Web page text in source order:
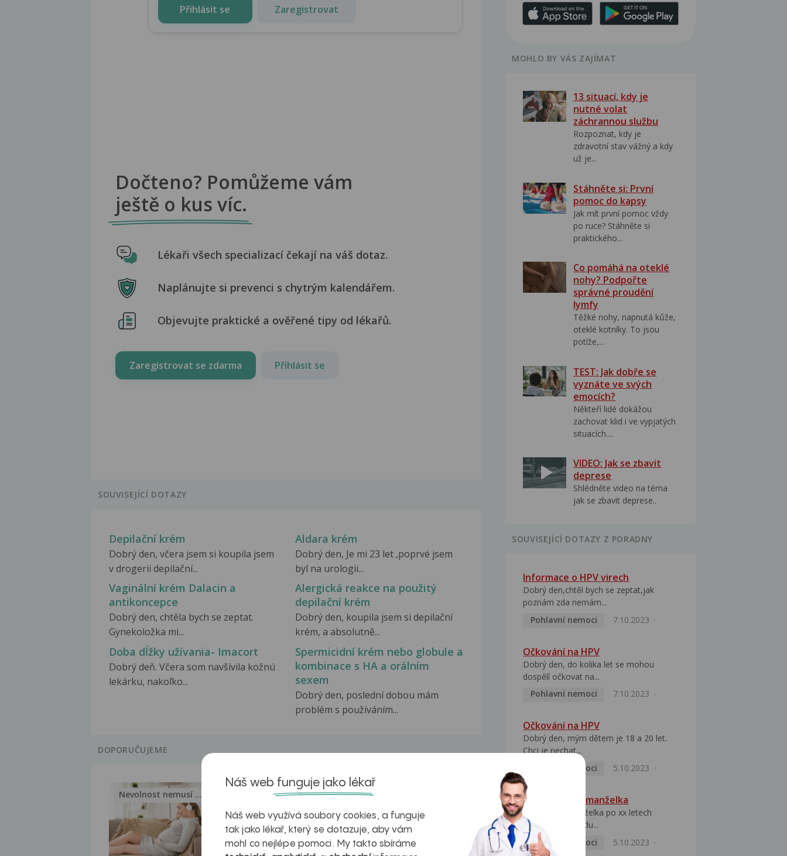
Přihlásit se Zaregistrovat
Dočteno? Pomůžeme vám
ještě o kus víc.
Lékaři všech specializací čekají na váš dotaz.
Naplánujte si prevenci s chytrým kalendářem.
Objevujte praktické a ověřené tipy od lékařů.
Zaregistrovat se zdarma Přihlásit se
SOUVISEJÍCÍ DOTAZY
Depilační krém
Dobrý den, včera jsem si koupila jsem
v drogerii depilační...
Aldara krém
Dobrý den, Je mi 23 let ,poprvé jsem
byl na urologii...
Vaginální krém Dalacin a
antikoncepce
Dobrý den, chtěla bych se zeptat.
Gynekoložka mi...
Alergická reakce na použitý
depilační krém
Dobrý den, koupila jsem si depilační
krém, a absolutně...
Doba dĺžky užívania- Imacort
Dobrý deň. Včera som navšívila kožnú
lekárku, nakoľko...
Spermicidní krém nebo globule a
kombinace s HA a orálním
sexem
Dobrý den, poslední dobou mám
problém s používáním...
DOPORUČUJEME
Nevolnost nemusí být nutnou... Jak na zdravá játra?
MOHLO BY VÁS ZAJÍMAT
13 situací, kdy je
nutné volat
záchrannou službu
Rozpoznat, kdy je
zdravotní stav vážný a kdy
už je...
Stáhněte si: První
pomoc do kapsy
Jak mít první pomoc vždy
po ruce? Stáhněte si
praktického...
Co pomáhá na oteklé
nohy? Podpořte
správné proudění
lymfy
Těžké nohy, napnutá kůže,
oteklé kotníky. To jsou
potíže,...
TEST: Jak dobře se
vyznáte ve svých
emocích?
Někteří lidé dokážou
zachovat klid i ve vypjatých
situacích....
VIDEO: Jak se zbavit
deprese
Shlédněte video na téma
jak se zbavit deprese..
SOUVISEJÍCÍ DOTAZY Z PORADNY
Informace o HPV virech
Dobrý den,chtěl bych se zeptat,jak
poznám zda nemám...
Pohlavní nemoci
7.10.2023
Očkování na HPV
Dobrý den, do kolika let se mohou
dospělí očkovat na...
Pohlavní nemoci
7.10.2023
Očkování na HPV
Dobrý den, mým dětem je 18 a 20 let.
Chci je nechat...
Pohlavní nemoci
5.10.2023
HPV pozitivní manželka
Dobrý den, manželka po xx letech
přivezla z Východu...
Pohlavní nemoci
5.10.2023
Náš web funguje jako lékař
Náš web využívá soubory cookies, a funguje
tak jako lékař, který se dotazuje, aby vám
mohl co nejlépe pomoci. My takto sbíráme